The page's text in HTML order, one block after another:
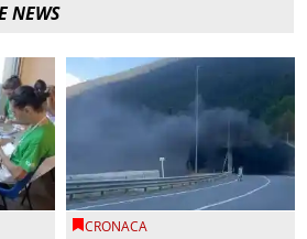
NEWS
CRONACA